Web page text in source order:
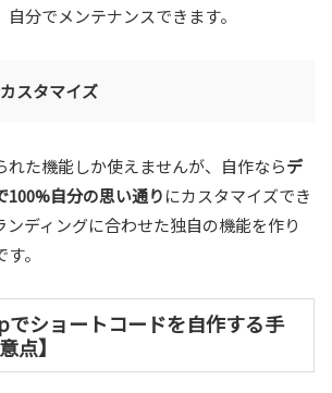
分でメンテナンスできます。
スタマイズ
れた機能しか使えませんが、自作ならデ
100%自分の思い通りにカスタマイズでき
ンディングに合わせた独自の機能を作り
。
ショートコードを自作する手
点】